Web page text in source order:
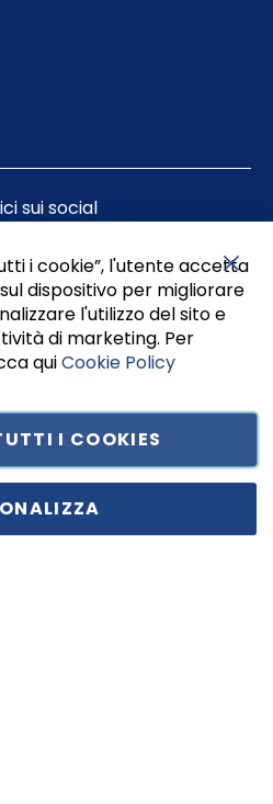
sui social
Casoria (NA) - C.F. 05834470634 -
i cookie”, l'utente accetta
dispositivo per migliorare
l'utilizzo del sito e
di marketing. Per
quiCookie Policy
I COOKIES